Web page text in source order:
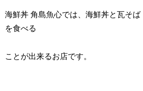
海鮮丼 角島魚心では、海鮮丼と瓦そば
を食べる
ことが出来るお店です。